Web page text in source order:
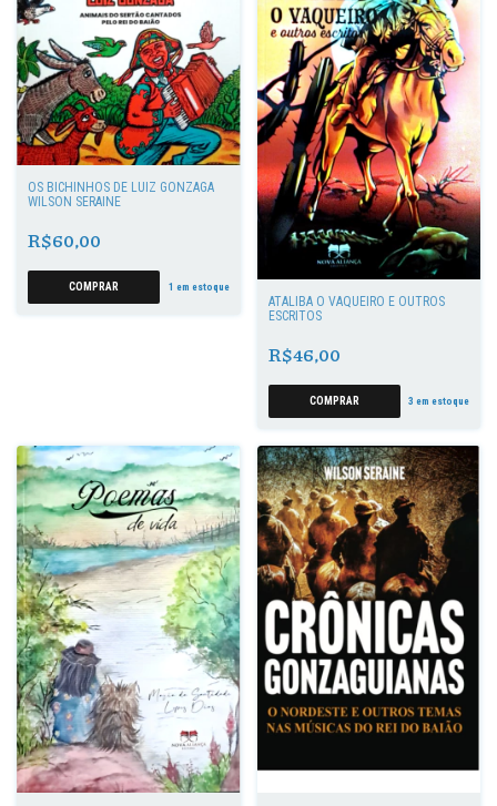
OS BICHINHOS DE LUIZ GONZAGA
WILSON SERAINE
R$60,00
1 em estoque
ATALIBA O VAQUEIRO E OUTROS
ESCRITOS
R$46,00
3 em estoque